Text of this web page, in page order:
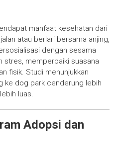
manfaat kesehatan dari
atau berlari bersama anjing,
dengan sesama
stres, memperbaiki suasana
fisik. Studi menunjukkan
ke dog park cenderung lebih
luas.
Adopsi dan